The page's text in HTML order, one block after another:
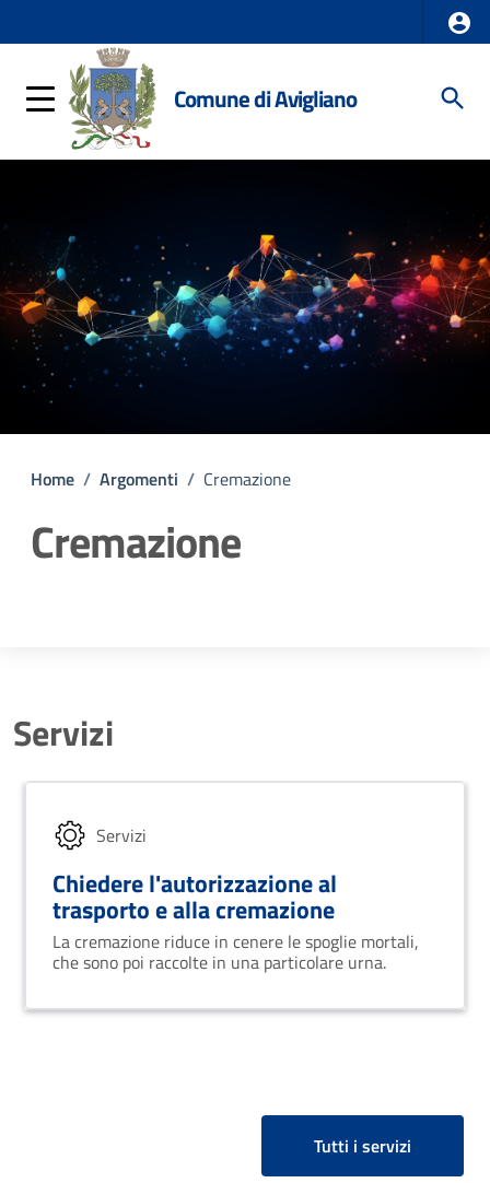
Comune di Avigliano
Home / Argomenti / Cremazione
Cremazione
Servizi
Servizi
Chiedere l'autorizzazione al
trasporto e alla cremazione
La cremazione riduce in cenere le spoglie mortali,
che sono poi raccolte in una particolare urna.
Tutti i servizi